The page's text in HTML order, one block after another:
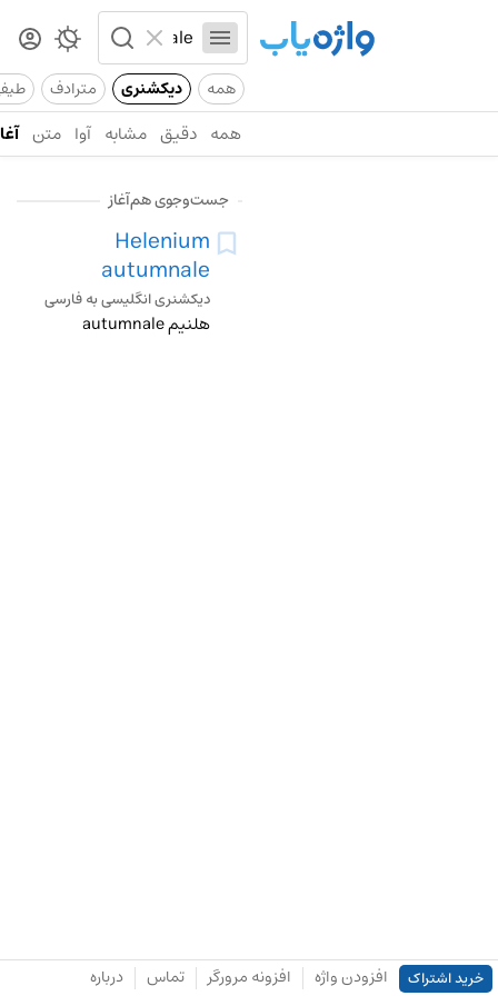
همه دیکشنری مترادف
همه دقیق مشابه آوا متن
جست‌وجوی هم‌آغاز
Helenium
autumnale
دیکشنری انگلیسی به فارسی
هلنیم autumnale
خرید اشتراک افزودن واژه افزونه مرورگر تماس درباره